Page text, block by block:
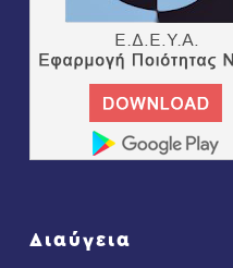
Διαύγεια